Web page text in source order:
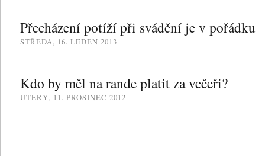
Přecházení potíží při svádění je v pořádku
STŘEDA, 16. LEDEN 2013
Kdo by měl na rande platit za večeři?
ÚTERÝ, 11. PROSINEC 2012